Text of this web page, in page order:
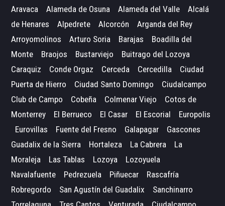
Aravaca
Alameda de Osuna Alameda del Valle
Alcalá
de Henares
Alpedrete Alcorcón
Arganda del Rey
Arroyomolinos
Arturo Soria Barajas
Boadilla del
Monte
Braojos Bustarviejo
Buitrago del Lozoya
Caraquiz
Conde Orgaz Cerceda Cercedilla
Ciudad
Puerta de Hierro
Ciudad Santo Domingo
Ciudalcampo
Club de Campo
Cobeña Colmenar Viejo
Cotos de
Monterrey
El Berrueco El Casar El Escorial
Europolis
Eurovillas
Fuente del Fresno Galapagar
Gascones
Guadalix de la Sierra
Hortaleza La Cabrera
La
Moraleja
Las Tablas Lozoya
Lozoyuela
Navalafuente
Pedrezuela Piñuecar
Rascafría
Robregordo
San Agustín del Guadalix
Sanchinarro